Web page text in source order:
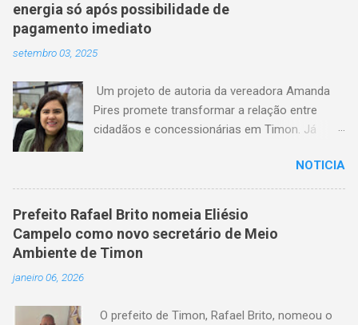
energia só após possibilidade de
pagamento imediato
setembro 03, 2025
Um projeto de autoria da vereadora Amanda
Pires promete transformar a relação entre
cidadãos e concessionárias em Timon. Já
estabelece que consumidores terão o direito
de quitar seus débitos de água e energia
elétrica no momento anterior ao corte do
serviço — garantindo mais dignidade e evitando
que famílias fiquem sem itens essenciais em
vezes, veem-se surpreendidos pelo corte
NOTICIA
Prefeito Rafael Brito nomeia Eliésio
Campelo como novo secretário de Meio
Ambiente de Timon
janeiro 06, 2026
O prefeito de Timon, Rafael Brito, nomeou o